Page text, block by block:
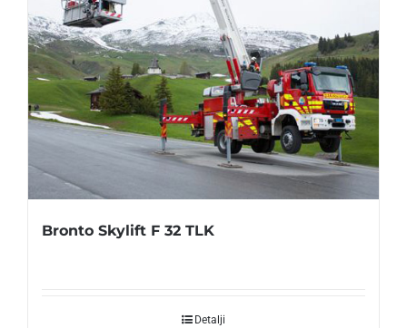
Bronto Skylift F 32 TLK
Detalji